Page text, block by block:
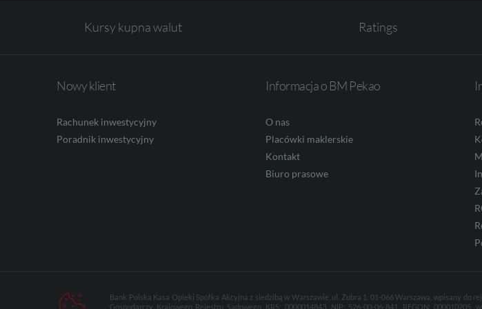
Kursy kupna walut Ratings
Nowy klient
Rachunek inwestycyjny
Poradnik inwestycyjny
Informacja o BM Pekao
O nas
Placówki maklerskie
Kontakt
Biuro prasowe
Bank Polska Kasa Opieki Spółka Akcyjna z siedzibą w Warszawie, ul. Żubra 1, 01-066 Warszawa, wpisany do
Gospodarczy Krajowego Rejestru Sądowego, KRS: 0000014843, NIP: 526-00-06-841, REGON: